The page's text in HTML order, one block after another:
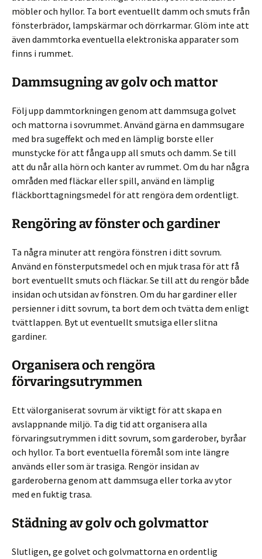
möbler och hyllor. Ta bort eventuellt damm och smuts från
fönsterbrädor, lampskärmar och dörrkarmar. Glöm inte att
även dammtorka eventuella elektroniska apparater som
finns i rummet.
Dammsugning av golv och mattor
Följ upp dammtorkningen genom att dammsuga golvet
och mattorna i sovrummet. Använd gärna en dammsugare
med bra sugeffekt och med en lämplig borste eller
munstycke för att fånga upp all smuts och damm. Se till
att du når alla hörn och kanter av rummet. Om du har några
områden med fläckar eller spill, använd en lämplig
fläckborttagningsmedel för att rengöra dem ordentligt.
Rengöring av fönster och gardiner
Ta några minuter att rengöra fönstren i ditt sovrum.
Använd en fönsterputsmedel och en mjuk trasa för att få
bort eventuellt smuts och fläckar. Se till att du rengör både
insidan och utsidan av fönstren. Om du har gardiner eller
persienner i ditt sovrum, ta bort dem och tvätta dem enligt
tvättlappen. Byt ut eventuellt smutsiga eller slitna
gardiner.
Organisera och rengöra
förvaringsutrymmen
Ett välorganiserat sovrum är viktigt för att skapa en
avslappnande miljö. Ta dig tid att organisera alla
förvaringsutrymmen i ditt sovrum, som garderober, byråar
och hyllor. Ta bort eventuella föremål som inte längre
används eller som är trasiga. Rengör insidan av
garderoberna genom att dammsuga eller torka av ytor
med en fuktig trasa.
Städning av golv och golvmattor
Slutligen, ge golvet och golvmattorna en ordentlig